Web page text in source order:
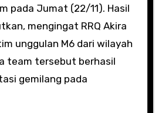
pada Jumat (22/11). Hasil
mengingat RRQ Akira
unggulan M6 dari wilayah
team tersebut berhasil
gemilang pada